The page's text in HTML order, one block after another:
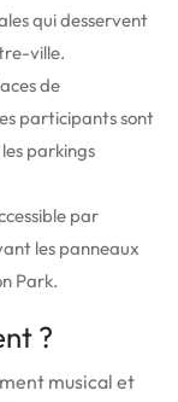
qui desservent
ville.
de
participants sont
parkings
par
les panneaux
Park.
?
musical et